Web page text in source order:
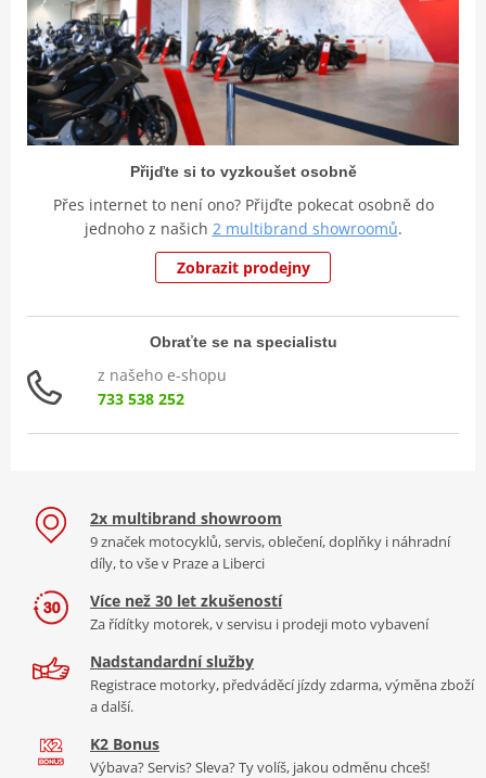
Přijďte si to vyzkoušet osobně
Přes internet to není ono? Přijďte pokecat osobně do
jednoho z našich 2 multibrand showroomů.
Zobrazit prodejny
Obraťte se na specialistu
z našeho e-shopu
733 538 252
2x multibrand showroom
9 značek motocyklů, servis, oblečení, doplňky i náhradní
díly, to vše v Praze a Liberci
Více než 30 let zkušeností
Za řídítky motorek, v servisu i prodeji moto vybavení
Nadstandardní služby
Registrace motorky, předváděcí jízdy zdarma, výměna zboží
a další.
K2 Bonus
Výbava? Servis? Sleva? Ty volíš, jakou odměnu chceš!